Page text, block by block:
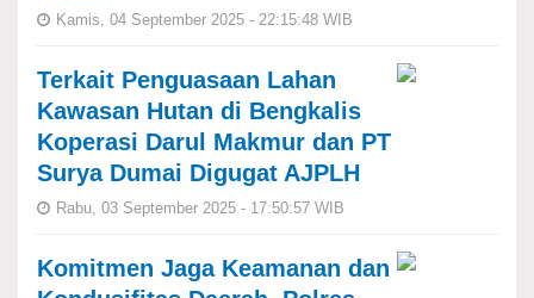
Kamis, 04 September 2025 - 22:15:48 WIB
Terkait Penguasaan Lahan
Kawasan Hutan di Bengkalis
Koperasi Darul Makmur dan PT
Surya Dumai Digugat AJPLH
Rabu, 03 September 2025 - 17:50:57 WIB
Komitmen Jaga Keamanan dan